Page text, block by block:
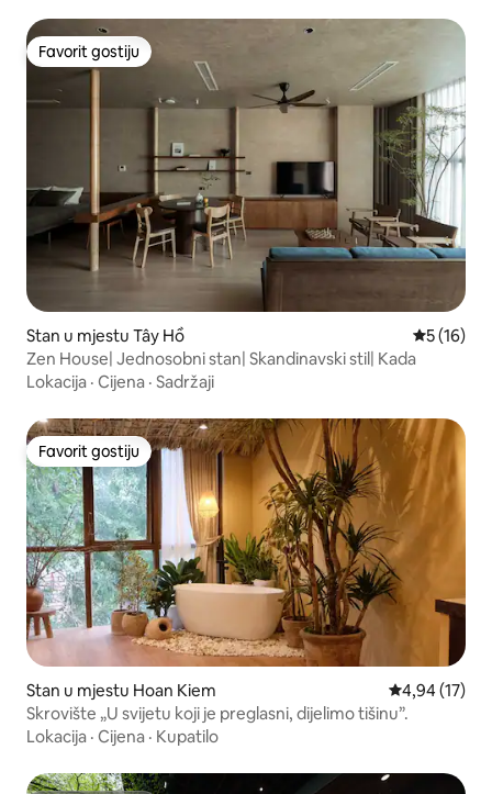
Favorit gostiju
Favorit gostiju
Stan u mjestu Tây Hồ prosječna
5 (16)
Zen House| Jednosobni stan| Skandinavski stil| Kada
Lokacija · Cijena · Sadržaji
Favorit gostiju
Favorit gostiju
Stan u mjestu Hoan Kiem prosječna
4,94 (17)
Skrovište „U svijetu koji je preglasni, dijelimo tišinu”.
Lokacija · Cijena · Kupatilo